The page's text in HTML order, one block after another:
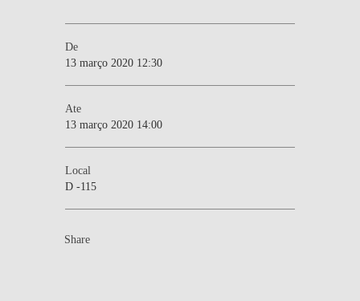
De
13 março 2020 12:30
Ate
13 março 2020 14:00
Local
D -115
Share